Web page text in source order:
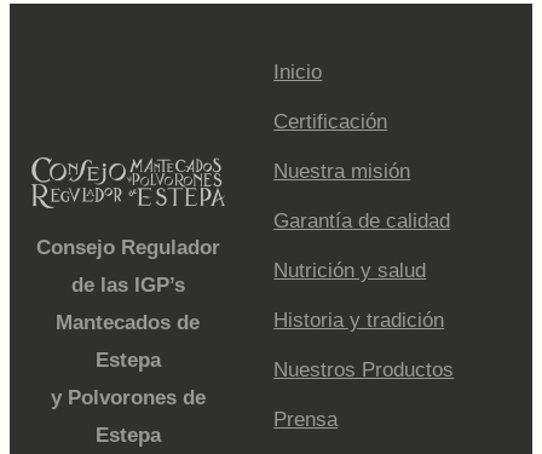
Consejo Regulador
de las IGP’s
Mantecados de
Estepa
y Polvorones de
Estepa
Inicio
Certificación
Nuestra misión
Garantía de calidad
Nutrición y salud
Historia y tradición
Nuestros Productos
Prensa